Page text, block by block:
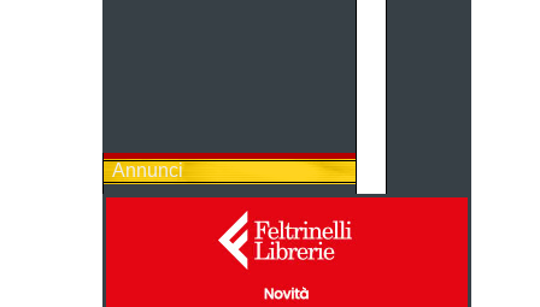
Annunci